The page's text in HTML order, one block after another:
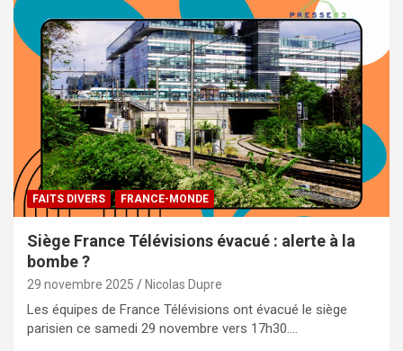
FAITS DIVERS FRANCE-MONDE
Siège France Télévisions évacué : alerte à la
bombe ?
29 novembre 2025 Nicolas Dupre
Les équipes de France Télévisions ont évacué le siège
parisien ce samedi 29 novembre vers 17h30.…